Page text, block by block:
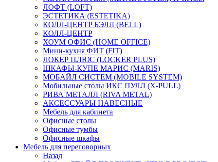
ЛОФТ (LOFT)
ЭСТЕТИКА (ESTETIKA)
КОЛЛ-ЦЕНТР БЭЛЛ (BELL)
КОЛЛ-ЦЕНТР
ХОУМ ОФИС (HOME OFFICE)
Мини-кухня ФИТ (FIT)
ЛОКЕР ПЛЮС (LOCKER PLUS)
ШКАФЫ-КУПЕ МАРИС (MARIS)
МОБАЙЛ СИСТЕМ (MOBILE SYSTEM)
Мобильные столы ИКС ПУЛЛ (X-PULL)
РИВА МЕТАЛЛ (RIVA METAL)
АКСЕССУАРЫ НАВЕСНЫЕ
Мебель для кабинета
Офисные столы
Офисные тумбы
Офисные шкафы
Мебель для переговорных
Назад